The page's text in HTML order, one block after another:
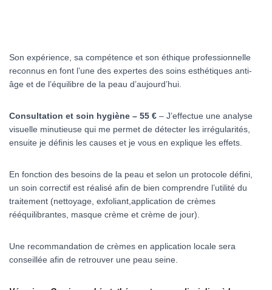
Son expérience, sa compétence et son éthique professionnelle
reconnus en font l’une des expertes des soins esthétiques anti-
âge et de l’équilibre de la peau d’aujourd’hui.
Consultation et soin hygiène – 55 € – J’effectue une analyse
visuelle minutieuse qui me permet de détecter les irrégularités,
ensuite je définis les causes et je vous en explique les effets.
En fonction des besoins de la peau et selon un protocole défini,
un soin correctif est réalisé afin de bien comprendre l’utilité du
traitement (nettoyage, exfoliant,application de crèmes
rééquilibrantes, masque crème et crème de jour).
Une recommandation de crèmes en application locale sera
conseillée afin de retrouver une peau seine.